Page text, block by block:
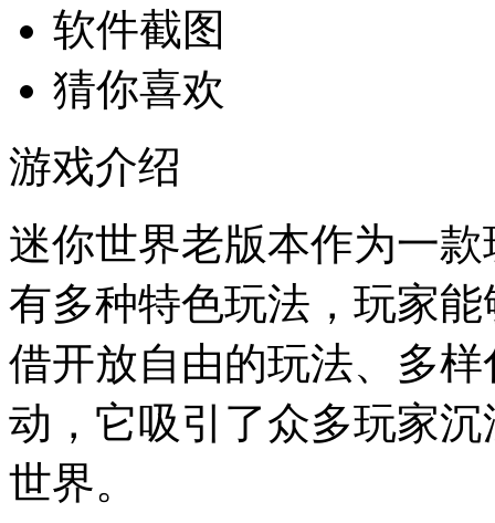
软件截图
猜你喜欢
游戏介绍
迷你世界老版本作为一
有多种特色玩法，玩家
借开放自由的玩法、多
动，它吸引了众多玩家
世界。